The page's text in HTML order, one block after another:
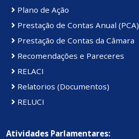
Plano de Ação
Prestação de Contas Anual (PCA)
Prestação de Contas da Câmara
Recomendações e Pareceres
RELACI
Relatorios (Documentos)
RELUCI
Atividades Parlamentares: